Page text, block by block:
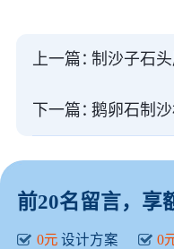
上一篇：
下一篇：
前20名留言，享
0元 设计方案 0